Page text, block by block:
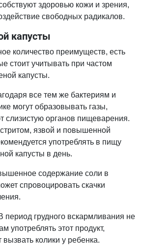
здоровью кожи и зрения,
свободных радикалов.
капусты
количество преимуществ, есть
стоит учитывать при частом
капусты.
все тем же бактериям и
могут образовывать газы,
слизистую органов пищеварения.
язвой и повышенной
употреблять в пищу
капусты в день.
содержание соли в
спровоцировать скачки
период грудного вскармливания не
употреблять этот продукт,
вызвать колики у ребенка.